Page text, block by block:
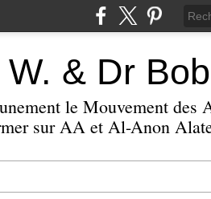
& Dr
le Mouvement
sur AA et Al-Anon